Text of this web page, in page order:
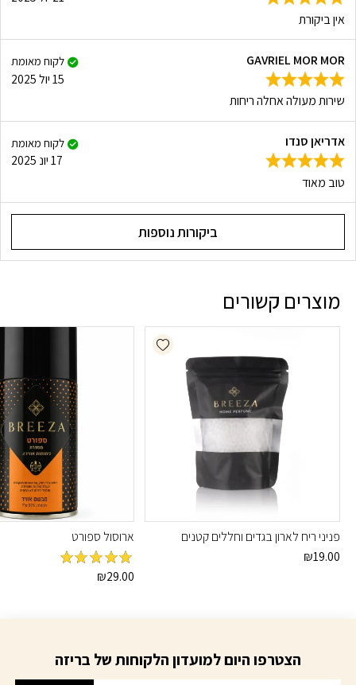
אין ביקורת
GAVRIEL MOR MOR לקוח מאומת
15 יול 2025
שירות מעולה אחלה ריחות
אדריאן סנדו לקוח מאומת
17 יונ 2025
טוב מאוד
ביקורות נוספות
מוצרים קשורים
Add wishlist
פניני ריח לארון בגדים וחללים קטנים
₪19.00
ארוסול ספורט
מדורג5
₪29.00
הצטרפו היום למועדון הלקוחות של בריזה